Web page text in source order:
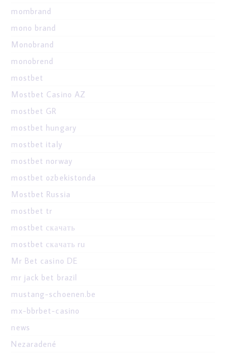
mombrand
mono brand
Monobrand
monobrend
mostbet
Mostbet Casino AZ
mostbet GR
mostbet hungary
mostbet italy
mostbet norway
mostbet ozbekistonda
Mostbet Russia
mostbet tr
mostbet скачать
mostbet скачать ru
Mr Bet casino DE
mr jack bet brazil
mustang-schoenen.be
mx-bbrbet-casino
news
Nezaradené